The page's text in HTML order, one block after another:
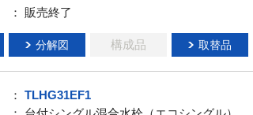
： 販売終了
分解図 構成品 取替品
： TLHG31EF1